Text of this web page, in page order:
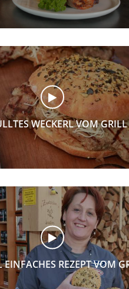
WECKERL VOM GRILL
EINFACHES REZEPT VOM